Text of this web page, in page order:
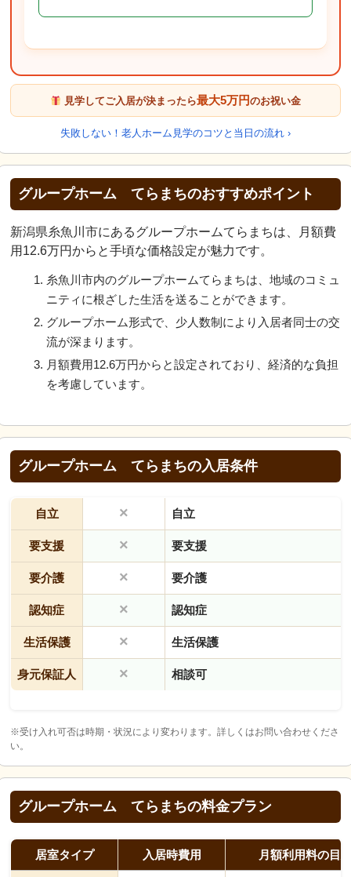
見学してご入居が決まったら最大5万円のお祝い金
失敗しない！老人ホーム見学のコツと当日の流れ ›
グループホーム てらまちのおすすめポイント
新潟県糸魚川市にあるグループホームてらまちは、月額費
用12.6万円からと手頃な価格設定が魅力です。
糸魚川市内のグループホームてらまちは、地域のコミュ
ニティに根ざした生活を送ることができます。
グループホーム形式で、少人数制により入居者同士の交
流が深まります。
月額費用12.6万円からと設定されており、経済的な負担
を考慮しています。
グループホーム てらまちの入居条件
自立 × 自立
要支援 × 要支援
要介護 × 要介護
認知症 × 認知症
生活保護 × 生活保護
身元保証人 × 相談可
※受け入れ可否は時期・状況により変わります。詳しくはお問い合わせくださ
い。
グループホーム てらまちの料金プラン
居室タイプ 入居時費用 月額利用料の目